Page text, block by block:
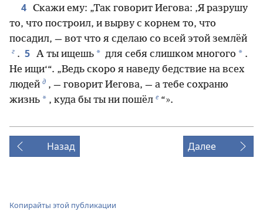
4 Скажи ему: „Так говорит Иегова: ‚Я разрушу
то, что построил, и вырву с корнем то, что
посадил, — вот что я сделаю со всей этой землёй
г . 5 А ты ищешь * для себя слишком многого * .
Не ищи‘“. „Ведь скоро я наведу бедствие на всех
людей д , — говорит Иегова, — а тебе сохраню
жизнь * , куда бы ты ни пошёл е “».
Назад Далее
Копирайты этой публикации